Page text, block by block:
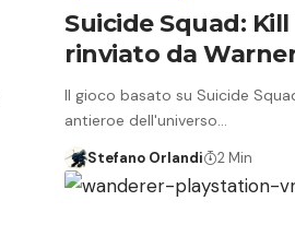
Suicide Squad:
rinviato da
Il gioco basato su Suicide
antieroe dell'universo…
Stefano Orlandi 2 Min